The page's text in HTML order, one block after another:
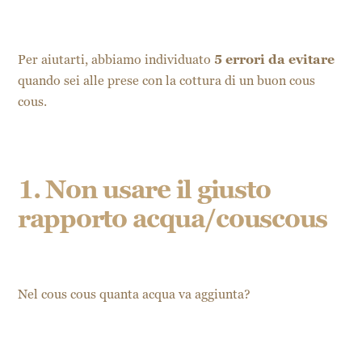
Per aiutarti, abbiamo individuato 5 errori da evitare
quando sei alle prese con la cottura di un buon cous
cous.
1. Non usare il giusto
rapporto acqua/couscous
Nel cous cous quanta acqua va aggiunta?